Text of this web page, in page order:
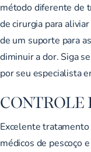
método diferente de
de cirurgia para
de um suporte para
diminuir a dor. Siga
por seu especialista
CONTROLE
Excelente
médicos de pescoço